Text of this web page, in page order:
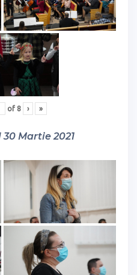
of 8 › »
Martie 2021